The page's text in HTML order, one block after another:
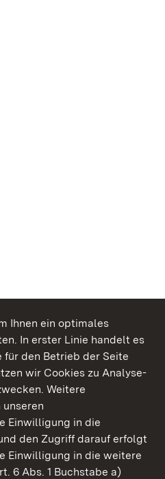
Ihnen ein optimales
In erster Linie handelt es
für den Betrieb der Seite
wir Cookies zu Analyse-
Weitere
Einwilligung in die
den Zugriff darauf erfolgt
Einwilligung in die weitere
6 Abs. 1 Buchstabe a)
Baden‑Württemberg
Baden-Württemberg